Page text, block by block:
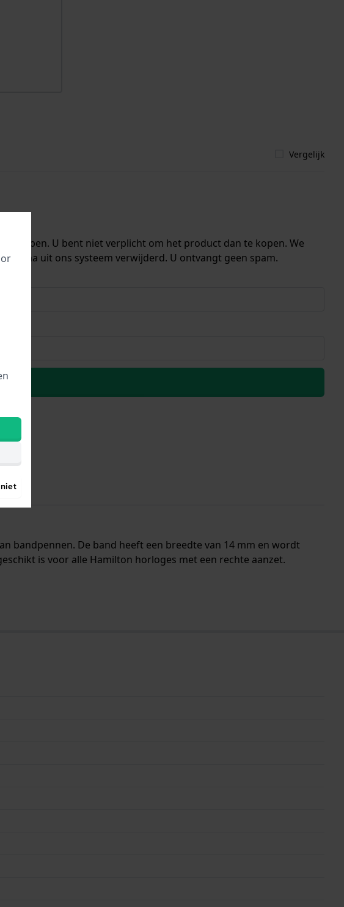
Vergelijk
hebben. U bent niet verplicht om het product dan te kopen. We
uit ons systeem verwijderd. U ontvangt geen spam.
bandpennen. De band heeft een breedte van 14 mm en wordt
is voor alle Hamilton horloges met een rechte aanzet.